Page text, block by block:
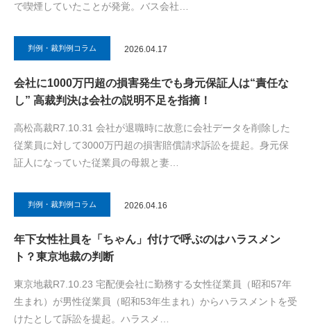
で喫煙していたことが発覚。バス会社…
判例・裁判例コラム 2026.04.17
会社に1000万円超の損害発生でも身元保証人は“責任な
し” 高裁判決は会社の説明不足を指摘！
高松高裁R7.10.31 会社が退職時に故意に会社データを削除した
従業員に対して3000万円超の損害賠償請求訴訟を提起。身元保
証人になっていた従業員の母親と妻…
判例・裁判例コラム 2026.04.16
年下女性社員を「ちゃん」付けで呼ぶのはハラスメン
ト？東京地裁の判断
東京地裁R7.10.23 宅配便会社に勤務する女性従業員（昭和57年
生まれ）が男性従業員（昭和53年生まれ）からハラスメントを受
けたとして訴訟を提起。ハラスメ…